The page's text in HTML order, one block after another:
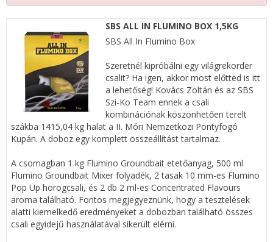
SBS ALL IN FLUMINO BOX 1,5KG
SBS All In Flumino Box
Szeretnél kipróbálni egy világrekorder
csalit? Ha igen, akkor most előtted is itt
a lehetőség! Kovács Zoltán és az SBS
Szi-Ko Team ennek a csali
kombinációnak köszönhetően terelt
szákba 1415,04 kg halat a II. Móri Nemzetközi Pontyfogó
Kupán. A doboz egy komplett összeállítást tartalmaz.
A csomagban 1 kg Flumino Groundbait etetőanyag, 500 ml
Flumino Groundbait Mixer folyadék, 2 tasak 10 mm-es Flumino
Pop Up horogcsali, és 2 db 2 ml-es Concentrated Flavours
aroma található. Fontos megjegyeznünk, hogy a tesztelések
alatti kiemelkedő eredményeket a dobozban található összes
csali egyidejű használatával sikerült elérni.